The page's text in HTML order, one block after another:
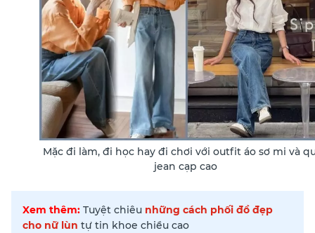
Mặc đi làm, đi học hay đi chơi với outfit áo sơ mi và
jean cạp cao
Xem thêm: Tuyệt chiêu những cách phối đồ đẹp
cho nữ lùn tự tin khoe chiều cao